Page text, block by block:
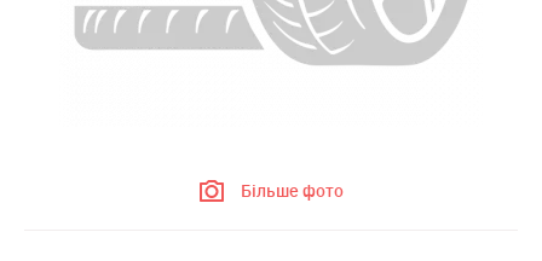
Більше фото